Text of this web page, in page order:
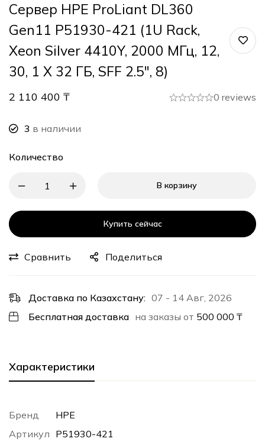
Сервер HPE ProLiant DL360
Gen11 P51930-421 (1U Rack,
Xeon Silver 4410Y, 2000 МГц, 12,
30, 1 X 32 ГБ, SFF 2.5″, 8)
2 110 400 ₸ 0 reviews
3 в наличии
Количество
В корзину
Купить сейчас
Сравнить Поделиться
Доставка по Казахстану: 07 - 14 Авг, 2026
Бесплатная доставка на заказы от 500 000 ₸
Характеристики
Бренд
HPE
Артикул P51930-421